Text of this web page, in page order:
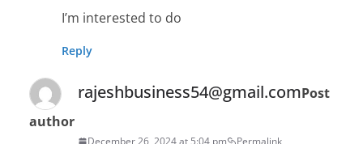
I’m interested to do
Reply
rajeshbusiness54@gmail.comPost
author